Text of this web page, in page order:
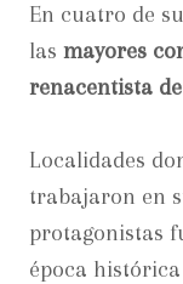
En cuatro de
las mayores
renacentista
Localidades
trabajaron en
protagonistas
época